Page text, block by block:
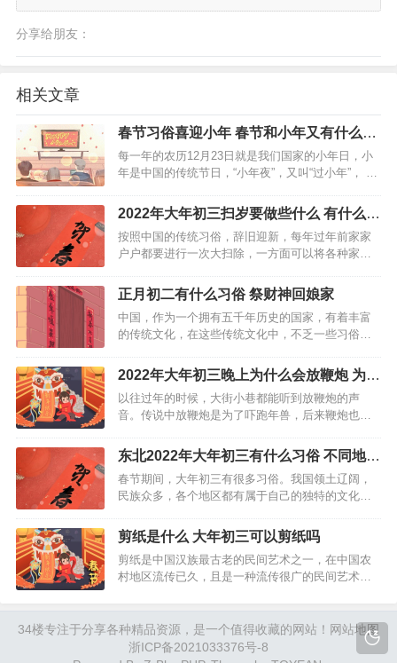
分享给朋友：
相关文章
春节习俗喜迎小年 春节和小年又有什么习
俗呢
每一年的农历12月23日就是我们国家的小年日，小
年是中国的传统节日，“小年夜”，又叫“过小年”， 表
望。从这天起年味渐浓，家家户户开始置办年货，
准备干干净净、温温暖暖过个好年。 春节有什么习
俗…
2022年大年初三扫岁要做些什么 有什么寓
意
按照中国的传统习俗，辞旧迎新，每年过年前家家
户户都要进行一次大扫除，一方面可以将各种家
以把家中的晦气清扫掉。寄托着人们破旧立新的愿
望和辞旧迎新的祈求，也是中华民族优秀的传统习
俗。那么，大年初三这一…
正月初二有什么习俗 祭财神回娘家
中国，作为一个拥有五千年历史的国家，有着丰富
的传统文化，在这些传统文化中，不乏一些习俗，
俗，那正月初二这天又有哪些习俗呢？我们来看一
2022年大年初三晚上为什么会放鞭炮 为什
么禁止放鞭炮
以往过年的时候，大街小巷都能听到放鞭炮的声
音。传说中放鞭炮是为了吓跑年兽，后来鞭炮也为
如今很多地区都命令禁止燃放烟花爆竹了，虽然少
了点年味儿，但是可以规避掉很多安全隐患。 大年
初三晚上为什么放鞭…
东北2022年大年初三有什么习俗 不同地区
的传统风俗
春节期间，大年初三有很多习俗。我国领土辽阔，
民族众多，各个地区都有属于自己的独特的文化习
室内卫生，并且把初一初二的垃圾丢掉；在山东，
大年初三这天是回娘家的日子；而甘肃人民在大年
初三的这天，有送…
剪纸是什么 大年初三可以剪纸吗
剪纸是中国汉族最古老的民间艺术之一，在中国农
村地区流传已久，且是一种流传很广的民间艺术形
贴的“囍”字，通过这些富有节日氛围的剪纸画营造了
一个浓厚的文化艺…
34楼专注于分享各种精品资源，是一个值得收藏的网站！ 网站地图
浙ICP备2021033376号-8